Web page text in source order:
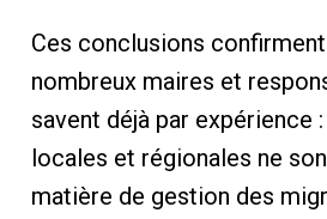
Ces conclusions
nombreux maires et
savent déjà par
locales et régionales ne
matière de gestion des